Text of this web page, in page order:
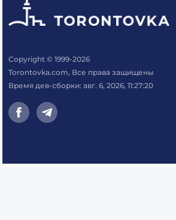
Copyright © 1999-2026
Torontovka.com, Все права защищены
Время дев-сборки: авг. 6, 2026, 11:27:20